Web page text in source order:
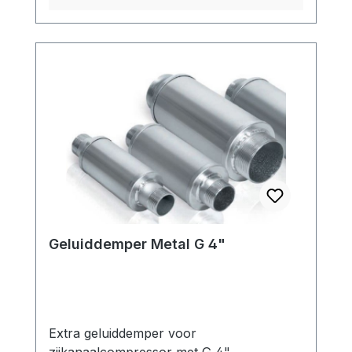
Geluiddemper Metal G 4"
Extra geluiddemper voor